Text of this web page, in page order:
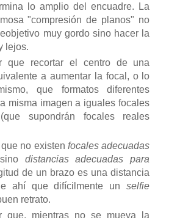
lo amplio del encuadre. La
"compresión de planos" no
muy gordo sino hacer la
lejos.
que recortar el centro de una
a aumentar la focal, o lo
que formatos diferentes
misma imagen a iguales focales
supondrán focales reales
que no existenfocales adecuadas
distancias adecuadas para
de un brazo es una distancia
ahí que difícilmente unselfie
retrato.
que, mientras no se mueva la